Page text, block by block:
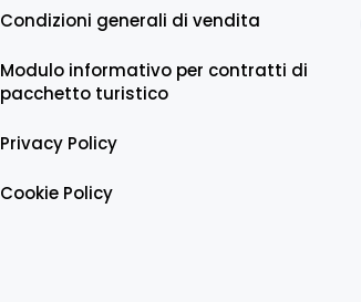
Condizioni generali di vendita
Modulo informativo per contratti di
pacchetto turistico
Privacy Policy
Cookie Policy